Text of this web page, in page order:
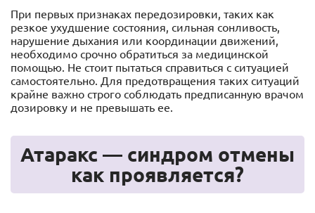
При первых признаках передозировки, таких как
резкое ухудшение состояния, сильная сонливость,
нарушение дыхания или координации движений,
необходимо срочно обратиться за медицинской
помощью. Не стоит пытаться справиться с ситуацией
самостоятельно. Для предотвращения таких ситуаций
крайне важно строго соблюдать предписанную врачом
дозировку и не превышать ее.
Атаракс — синдром отмены
как проявляется?